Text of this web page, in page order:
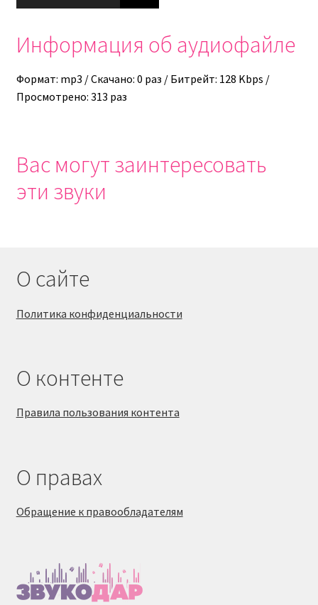
Информация об аудиофайле
Формат: mp3 / Скачано: 0 раз / Битрейт: 128 Kbps /
Просмотрено: 313 раз
Вас могут заинтересовать
эти звуки
О сайте
Политика конфиденциальности
О контенте
Правила пользования контента
О правах
Обращение к правообладателям